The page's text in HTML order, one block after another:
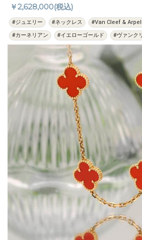
￥2,628,000(税込)
#ジュエリー #ネックレス #Van Cleef &
#カーネリアン
#イエローゴールド #ヴァンク